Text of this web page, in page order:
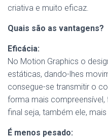
criativa e muito eficaz.
Quais são as vantagens?
Eficácia:
No Motion Graphics o
estáticas, dando-lhes
consegue-se transmitir o
forma mais
final seja, também ele,
É menos pesado: